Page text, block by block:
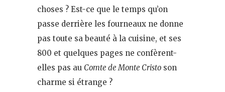
choses ? Est-ce que le temps qu’on
passe derrière les fourneaux ne donne
pas toute sa beauté à la cuisine, et ses
800 et quelques pages ne confèrent-
elles pas au Comte de Monte Cristo son
charme si étrange ?